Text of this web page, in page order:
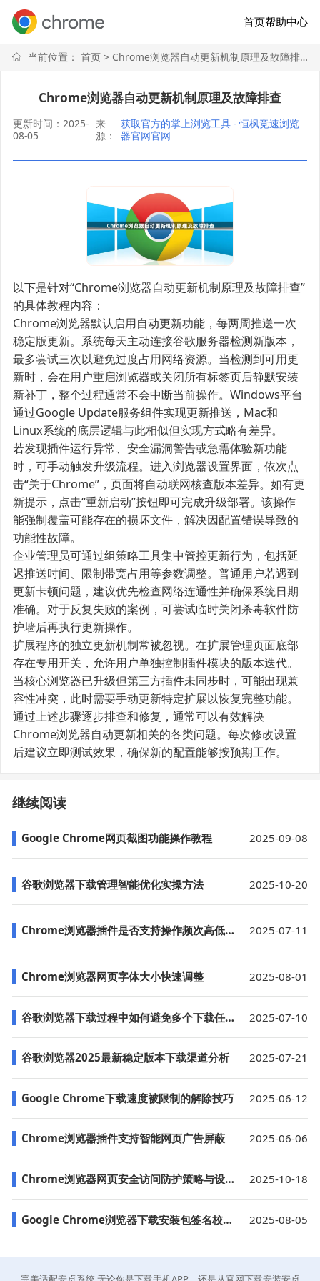
首页帮助中心
当前位置： 首页> Chrome浏览器自动更新机制原理及故障排查
Chrome浏览器自动更新机制原理及故障排查
更新时间：2025-
08-05
来
源：
获取官方的掌上浏览工具 - 恒枫竞速浏览
器官网官网
以下是针对“Chrome浏览器自动更新机制原理及故障排查”
的具体教程内容：
Chrome浏览器默认启用自动更新功能，每两周推送一次
稳定版更新。系统每天主动连接谷歌服务器检测新版本，
最多尝试三次以避免过度占用网络资源。当检测到可用更
新时，会在用户重启浏览器或关闭所有标签页后静默安装
新补丁，整个过程通常不会中断当前操作。Windows平台
通过Google Update服务组件实现更新推送，Mac和
Linux系统的底层逻辑与此相似但实现方式略有差异。
若发现插件运行异常、安全漏洞警告或急需体验新功能
时，可手动触发升级流程。进入浏览器设置界面，依次点
击“关于Chrome”，页面将自动联网核查版本差异。如有更
新提示，点击“重新启动”按钮即可完成升级部署。该操作
能强制覆盖可能存在的损坏文件，解决因配置错误导致的
功能性故障。
企业管理员可通过组策略工具集中管控更新行为，包括延
迟推送时间、限制带宽占用等参数调整。普通用户若遇到
更新卡顿问题，建议优先检查网络连通性并确保系统日期
准确。对于反复失败的案例，可尝试临时关闭杀毒软件防
护墙后再执行更新操作。
扩展程序的独立更新机制常被忽视。在扩展管理页面底部
存在专用开关，允许用户单独控制插件模块的版本迭代。
当核心浏览器已升级但第三方插件未同步时，可能出现兼
容性冲突，此时需要手动更新特定扩展以恢复完整功能。
通过上述步骤逐步排查和修复，通常可以有效解决
Chrome浏览器自动更新相关的各类问题。每次修改设置
后建议立即测试效果，确保新的配置能够按预期工作。
继续阅读
Google Chrome网页截图功能操作教程 2025-09-08
谷歌浏览器下载管理智能优化实操方法 2025-10-20
Chrome浏览器插件是否支持操作频次高低网页内容排序 2025-07-11
Chrome浏览器网页字体大小快速调整 2025-08-01
谷歌浏览器下载过程中如何避免多个下载任务相互冲突 2025-07-10
谷歌浏览器2025最新稳定版本下载渠道分析 2025-07-21
Google Chrome下载速度被限制的解除技巧 2025-06-12
Chrome浏览器插件支持智能网页广告屏蔽 2025-06-06
Chrome浏览器网页安全访问防护策略与设置 2025-10-18
Google Chrome浏览器下载安装包签名校验详细步骤 2025-08-05